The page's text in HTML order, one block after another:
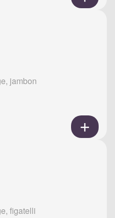
jambon
figatelli